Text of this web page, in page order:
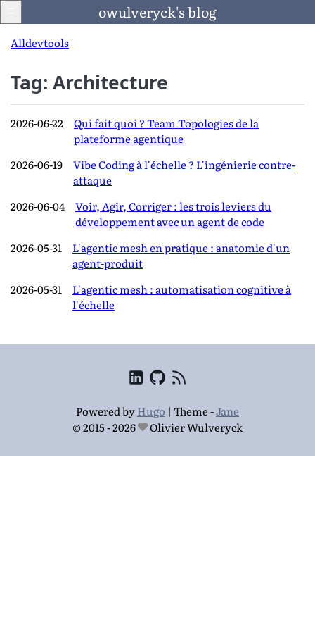
owulveryck's blog
Blog
LinkedIn
Francais
Alldevtools
Tag: Architecture
2026-06-22
Qui fait quoi ? Team Topologies de la
plateforme agentique
2026-06-19
Vibe Coding à l'échelle ? L'ingénierie contre-
attaque
2026-06-04
Voir, Agir, Corriger : les trois leviers du
développement avec un agent de code
2026-05-31
L'agentic mesh en pratique : anatomie d'un
agent-produit
2026-05-31
L'agentic mesh : automatisation cognitive à
l'échelle
Powered byHugo | Theme -Jane
© 2015 - 2026
Olivier Wulveryck